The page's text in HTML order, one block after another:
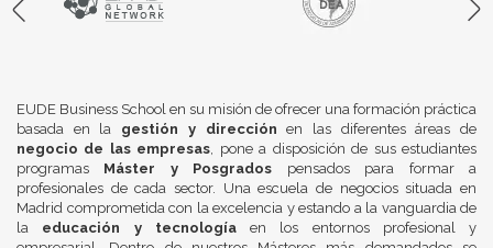
EUDE Business School en su misión de ofrecer una formación práctica
basada en la gestión y dirección en las diferentes áreas de
negocio de las empresas, pone a disposición de sus estudiantes
programas Máster y Posgrados pensados para formar a
profesionales de cada sector. Una escuela de negocios situada en
Madrid comprometida con la excelencia y estando a la vanguardia de
la educación y tecnologíaen los entornos profesional y